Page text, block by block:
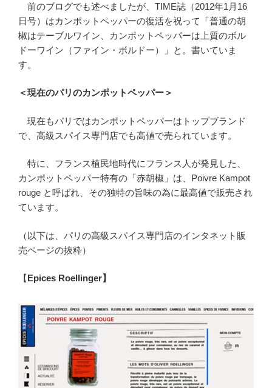
前のブログでも述べましたが、TIME誌（2012年1月16
日号）はカンポットペッパーの復活を祝って「普通の胡
椒はテーブルワイン、カンポットペッパーは上質のボル
ドーワイン（ファイン・ボルドー）」と。書いていま
す。
＜現在のパリのカンポットペッパー＞
現在もパリではカンポットペッパーはトップブランド
で、高級スパイス専門店でも高値で売られています。
特に、フランス植民地時代にフランス人が発見した、
カンポットペッパー特有の「赤胡椒」は、Poivre Kampot
rouge と呼ばれ、その独特の旨味の為に最高値で販売され
ています。
（以下は、パリの高級スパイス専門店のインタネット販
売ページの抜粋）
【Epices Roellinger】